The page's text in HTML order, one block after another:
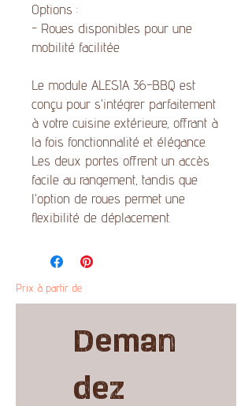
Options :
- Roues disponibles pour une
mobilité facilitée
Le module ALESIA 36-BBQ est
conçu pour s'intégrer parfaitement
à votre cuisine extérieure, offrant à
la fois fonctionnalité et élégance.
Les deux portes offrent un accès
facile au rangement, tandis que
l'option de roues permet une
flexibilité de déplacement.
Prix à partir de
Deman
dez